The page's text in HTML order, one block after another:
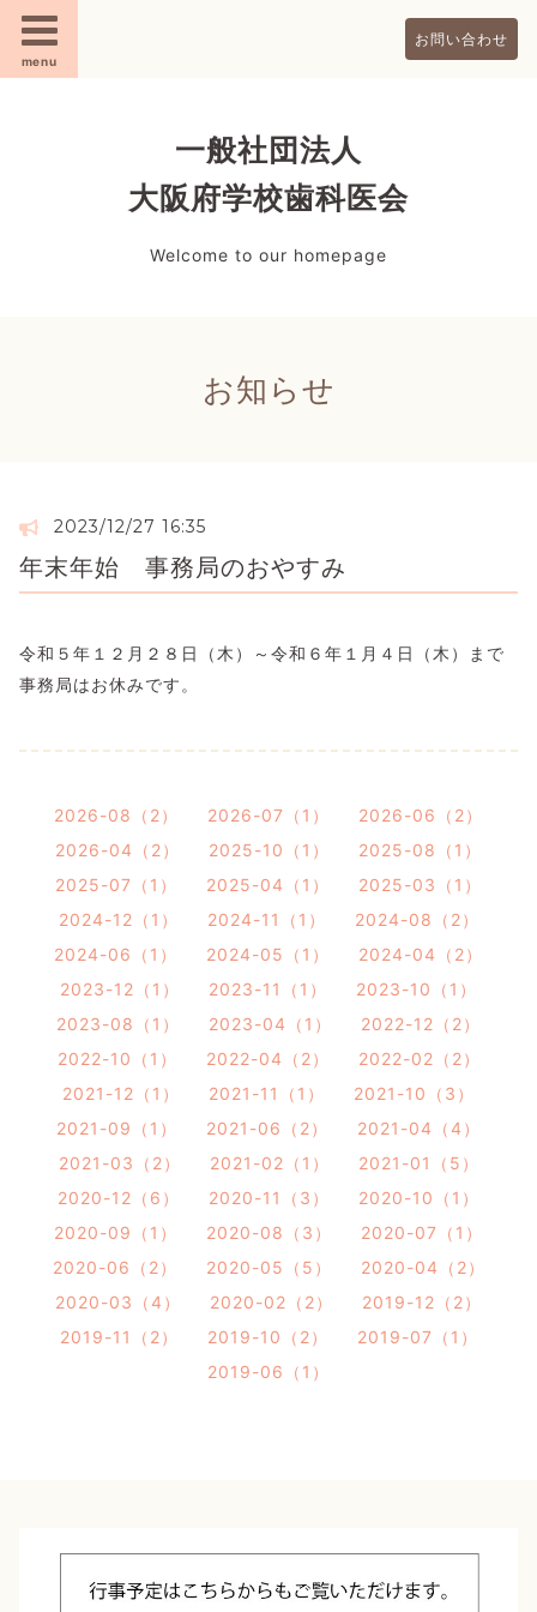
menu
お問い合わせ
一般社団法人
大阪府学校歯科医会
Welcome to our homepage
お知らせ
2023/12/27 16:35
年末年始 事務局のおやすみ
令和５年１２月２８日（木）～令和６年１月４日（木）まで
事務局はお休みです。
2026-08（2） 2026-07（1）
2026-06（2）
2026-04（2）
2025-10（1）
2025-08（1）
2025-07（1）
2025-04（1）
2025-03（1）
2024-12（1）
2024-11（1）
2024-08（2）
2024-06（1）
2024-05（1）
2024-04（2）
2023-12（1）
2023-11（1）
2023-10（1）
2023-08（1）
2023-04（1）
2022-12（2）
2022-10（1）
2022-04（2）
2022-02（2）
2021-12（1）
2021-11（1）
2021-10（3）
2021-09（1）
2021-06（2）
2021-04（4）
2021-03（2）
2021-02（1）
2021-01（5）
2020-12（6）
2020-11（3）
2020-10（1）
2020-09（1）
2020-08（3）
2020-07（1）
2020-06（2）
2020-05（5）
2020-04（2）
2020-03（4）
2020-02（2）
2019-12（2）
2019-11（2）
2019-10（2）
2019-07（1）
2019-06（1）